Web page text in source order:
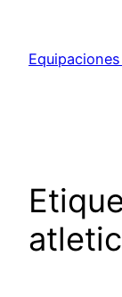
contenido